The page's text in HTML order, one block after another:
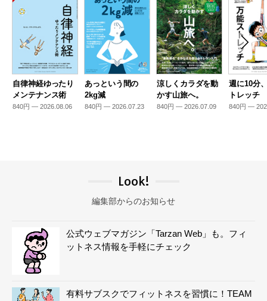
自律神経ゆったり
メンテナンス術
840円 — 2026.08.06
あっという間の
2kg減
840円 — 2026.07.23
涼しくカラダを動
かす山旅へ。
840円 — 2026.07.09
週に10分
トレッチ
840円 —
Look!
編集部からのお知らせ
公式ウェブマガジン「Tarzan Web」も。フィ
ットネス情報を手軽にチェック
有料サブスクでフィットネスを習慣に！TEAM